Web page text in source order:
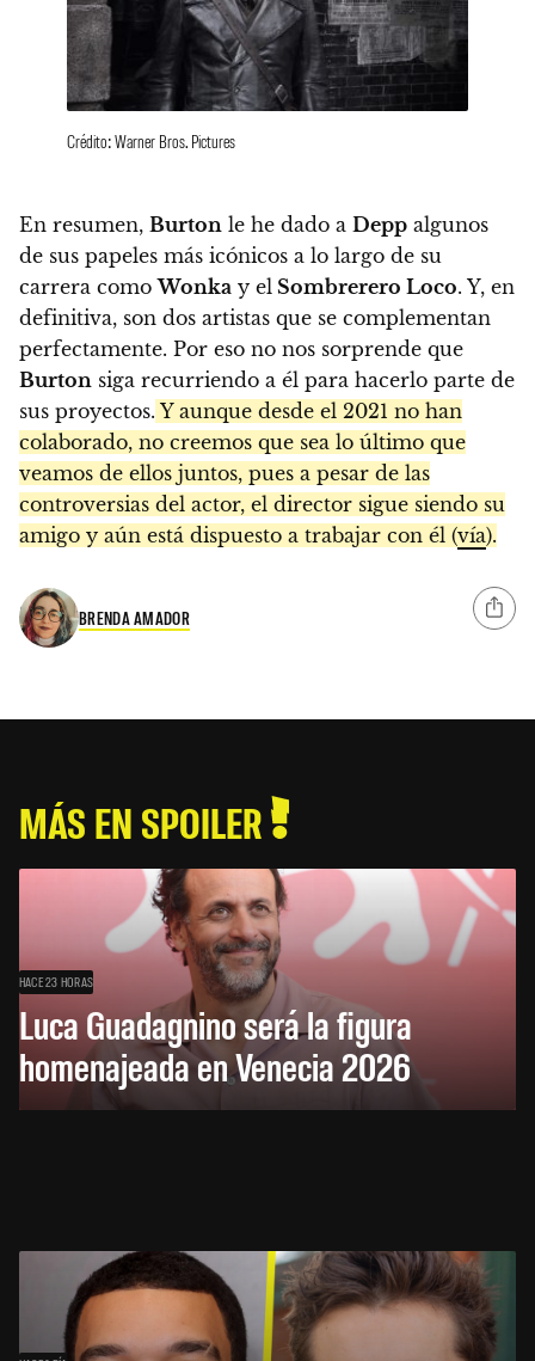
Crédito: Warner Bros. Pictures
En resumen, Burton le he dado a Depp algunos
de sus papeles más icónicos a lo largo de su
carrera comoWonka y el Sombrerero Loco. Y, en
definitiva, son dos artistas que se complementan
perfectamente. Por eso no nos sorprende que
Burton siga recurriendo a él para hacerlo parte de
sus proyectos. Y aunque desde el 2021 no han
colaborado, no creemos que sea lo último que
veamos de ellos juntos, pues a pesar de las
controversias del actor, el director sigue siendo su
amigo y aún está dispuesto a trabajar con él (vía).
BRENDA AMADOR
MÁS EN SPOILER
HACE 23 HORAS
Luca Guadagnino será la figura
homenajeada en Venecia 2026